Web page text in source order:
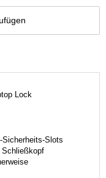
Lock
Sicherheits-Slots